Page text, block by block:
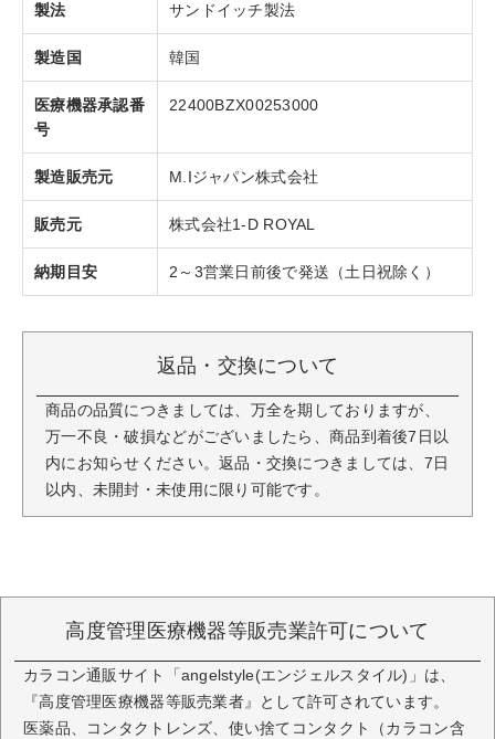
製法 サンドイッチ製法
製造国 韓国
医療機器承認番
号
22400BZX00253000
製造販売元 M.Iジャパン株式会社
販売元 株式会社1-D ROYAL
納期目安 2～3営業日前後で発送（土日祝除く）
返品・交換について
商品の品質につきましては、万全を期しておりますが、
万一不良・破損などがございましたら、商品到着後7日以
内にお知らせください。返品・交換につきましては、7日
以内、未開封・未使用に限り可能です。
高度管理医療機器等販売業許可について
カラコン通販サイト「angelstyle(エンジェルスタイル)」は、
『高度管理医療機器等販売業者』として許可されています。
医薬品、コンタクトレンズ、使い捨てコンタクト（カラコン含